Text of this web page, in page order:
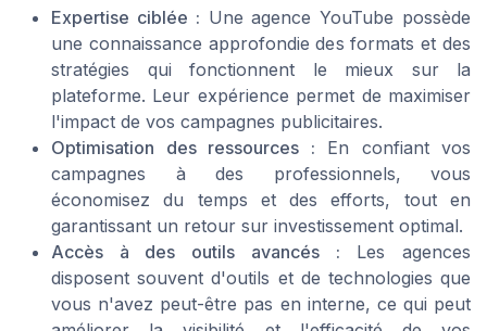
Expertise ciblée : Uneagence YouTube possède
une connaissance approfondie desformats et des
stratégies qui fonctionnent le mieux sur la
plateforme. Leur expérience permet de maximiser
l'impact de vos campagnes publicitaires.
Optimisation des ressources : En confiant vos
campagnes à des professionnels, vous
économisez du temps et des efforts, tout en
garantissant un retour sur investissement optimal.
Accès à des outils avancés : Lesagences
disposent souvent d'outils et de technologies que
vous n'avez peut-être pas en interne, ce qui peut